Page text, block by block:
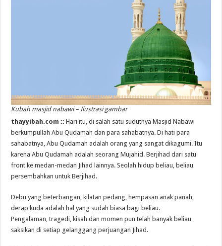
Kubah masjid nabawi – Ilustrasi gambar
thayyibah.com ::Hari itu, di salah satu sudutnya Masjid Nabawi
berkumpullah Abu Qudamah dan para sahabatnya. Di hati para
sahabatnya, Abu Qudamah adalah orang yang sangat dikagumi. Itu
karena Abu Qudamah adalah seorang Mujahid. Berjihad dari satu
front ke medan-medan Jihad lainnya. Seolah hidup beliau, beliau
persembahkan untuk Berjihad.
Debu yang beterbangan, kilatan pedang, hempasan anak panah,
derap kuda adalah hal yang sudah biasa bagi beliau.
Pengalaman, tragedi, kisah dan momen pun telah banyak beliau
saksikan di setiap gelanggang perjuangan Jihad.